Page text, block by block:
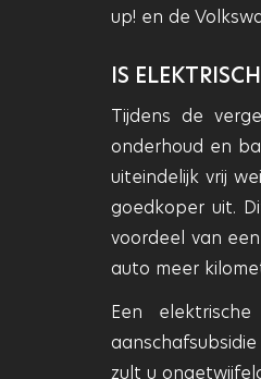
up! en de
IS
Tijdens de
onderhoud en
uiteindelijk vrij
goedkoper uit.
voordeel van
auto meer
Een
zult u